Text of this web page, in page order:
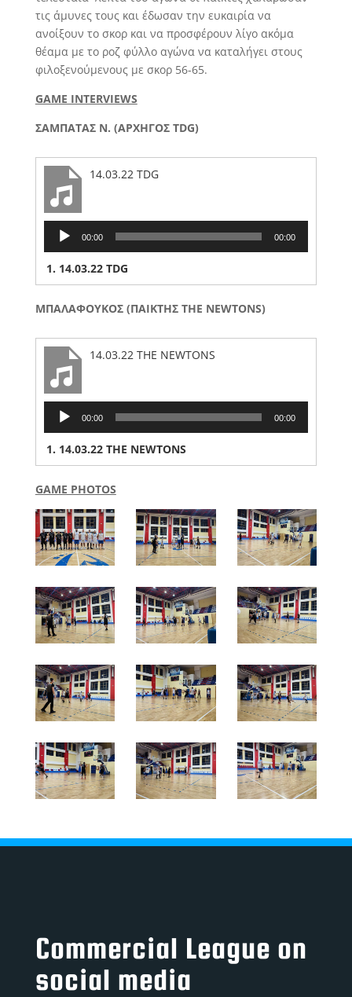
τις άμυνες τους και έδωσαν την ευκαιρία να
ανοίξουν το σκορ και να προσφέρουν λίγο ακόμα
θέαμα με το ροζ φύλλο αγώνα να καταλήγει στους
φιλοξενούμενους με σκορ 56-65.
GAME INTERVIEWS
ΣΑΜΠΑΤΑΣ Ν. (ΑΡΧΗΓΟΣ TDG)
14.03.22 TDG
Audio
Player
00:00 00:00
1. 14.03.22 TDG
ΜΠΑΛΑΦΟΥΚΟΣ (ΠΑΙΚΤΗΣ THE NEWTONS)
14.03.22 THE NEWTONS
Audio
Player
00:00 00:00
1. 14.03.22 THE NEWTONS
GAME PHOTOS
Commercial League on
social media